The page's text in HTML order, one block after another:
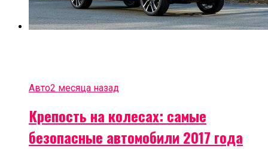
Авто2 месяца назад
Крепость на колесах: самые
безопасные автомобили 2017 года